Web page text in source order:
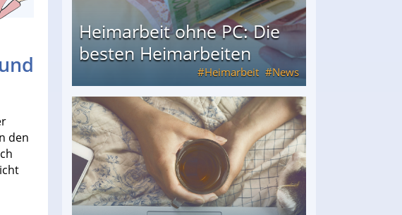
den
Heimarbeit ohne PC: Die
besten Heimarbeiten
Heimarbeit News
Heimarbeiten